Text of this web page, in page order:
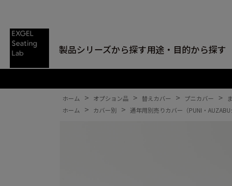
製品シリーズから探す用途・目的から探す
ホーム > オプション品 > 替えカバー > プニカバー >
ホーム
> カバー別 > 通年用別売りカバー（PUNI・AUZABU